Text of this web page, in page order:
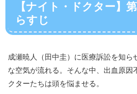
【ナイト・ドクター】
らすじ
成瀬暁人（田中圭）に医療訴訟を知ら
な空気が流れる。そんな中、出血原因
クターたちは頭を悩ませる。